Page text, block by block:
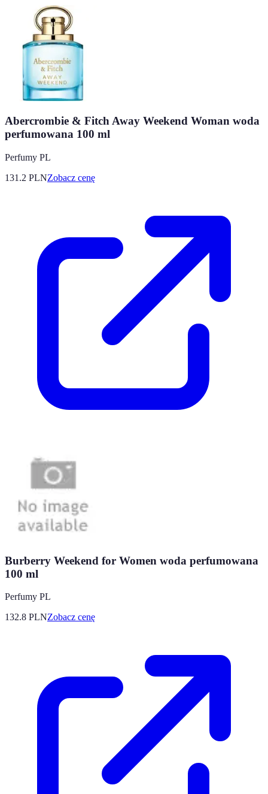
Abercrombie & Fitch Away Weekend Woman woda
perfumowana 100 ml
Perfumy PL
131.2 PLNZobacz cenę
Burberry Weekend for Women woda perfumowana
100 ml
Perfumy PL
132.8 PLNZobacz cenę